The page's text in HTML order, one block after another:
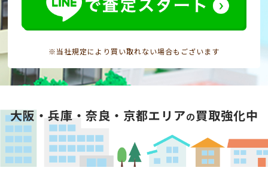
※当社規定により買い取れない場合もございます
大阪・兵庫・奈良・京都エリアの買取強化中